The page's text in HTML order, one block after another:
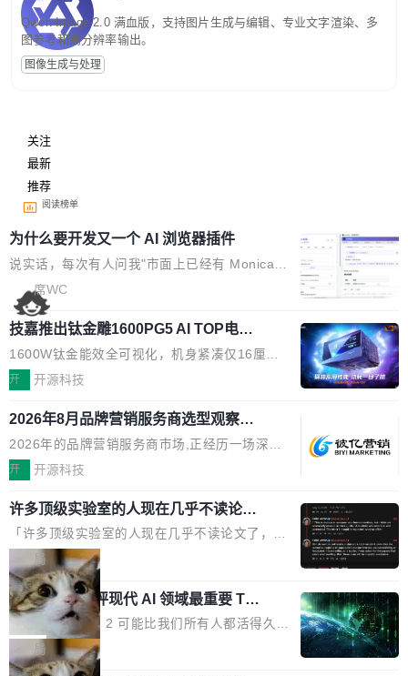
Qwen-Image-2.0 满血版，支持图片生成与编辑、专业文字渲染、多
图参考和高分辨率输出。
图像生成与处理
关注
最新
推荐
阅读榜单
为什么要开发又一个 AI 浏览器插件
说实话，每次有人问我"市面上已经有 Monica、
Sider、Copilot for Chrome 这些 AI 浏览器插件
了，你为什么还要再做一个"，我都觉得这个问题
问得好。 因为我自己也是从用户变成开发者的。
现有产品的天花板 我用过不少 AI 浏览器插件。
刚开始觉得都挺好——选中一段文字，弹出解
要。但用久了你会发现，它们本质上都是同一类
东西：一个带网页上下文的聊天框。 它们能读取
页面的文本，然后把文本丢给大模型，再返回一
段回答。仅此而已。 这当然有用，但总觉得差点
意思。比如我在一个后台管理系统里，需要填50
个表单字段，每个字段还有联动逻辑；比如我
想...
席WC
技嘉推出钛金雕1600PG5 AI TOP电
源：为发烧级主机与本地AI算力打造旗
舰供电方案
1600W钛金能效全可视化，机身紧凑仅16厘米
继2026台北电脑展首度亮相后，技嘉科技近日正
电源专为发烧级DIY主机与本地AI算力平台打
造，整机长度仅16厘米，提供1600W额定功率
与80PLUS钛金能效；支持ATX 3.1与PCIe 5.1
规范，结合服务器级元件、完善供电线材与内置
实时LCD监控屏，可充分满足当下高阶PC主机
的严苛使用需求。 澎湃功率，紧凑机身 钛金雕1
600PG5 AI TOP具备强悍输出功率，同时实现
机身尺寸大幅精简。整机长度仅16厘米，属于同
功率段机身尺寸十分紧凑的1600W电源产品。小
巧机身有效提升市面主流标准A...
开 开源科技
2026年8月品牌营销服务商选型观察：
从流量思维到品牌资产思维的范式转移
2026年的品牌营销服务商市场,正经历一场深刻
的价值重构。全球全案品牌代理机构市场从2025
复合增长率达5.44%,预计2032年将突破120亿美
元。数字广告与公共关系相关服务市场更是从20
25年的8463亿美元扩张至2026年的8763亿美
元。数字的背后是一个清晰的事实——品牌对专
业化营销服务的需求从未如此迫切。 但市场扩容
的同时,服务商的竞争逻辑正在改变。2026年Top
Agency年度合辑的观察指出,“产品”这个离消费
者最近的载体,在整个品牌营销层面的权重显著变
开 开源科技
许多顶级实验室的人现在几乎不读论文
了
「许多顶级实验室的人现在几乎不读论文了，而
且他们认为 ICLR/ICML/NeurIPS 充斥着大量过
度宣传和欺诈。」 OpenAI 研究员 Keller Jorda
n 这条推文引发了广泛讨论。他不是在说风凉
话，他是说出了一个圈内人尽皆知但很少公开捅
破的事实。 Jordan 随后补充了一句软化声明：
「我不认为这些会议上大部分论文都在过度宣传
局
xAI 前工程师评现代 AI 领域最重要 Top
3 开源项目
Flash Attention 2 可能比我们所有人都活得久。
这句话不是来自某个技术博客，而是出自 Hieu
Pham 的一条推文。Hieu Pham 是谁？他是 xAI
局